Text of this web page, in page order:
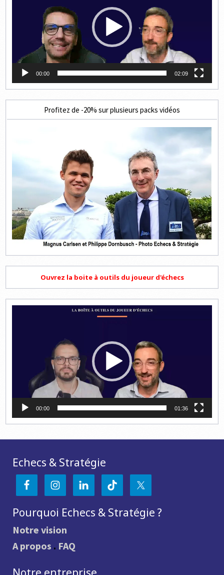
00:00 02:09
Profitez de -20% sur plusieurs packs vidéos
Ouvrez la boite à outils du joueur d'échecs
00:00 01:36
Echecs & Stratégie
Pourquoi Echecs & Stratégie ?
Notre vision
A propos . FAQ